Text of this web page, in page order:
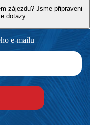
aktivit může být ovlivněna
protiepidemických
zájezdu? Jsme připraveni
dotazy.
e-mailu